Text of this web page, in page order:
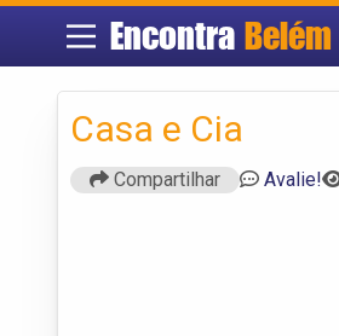
Encontra Belém
Casa e Cia
Compartilhar Avalie!